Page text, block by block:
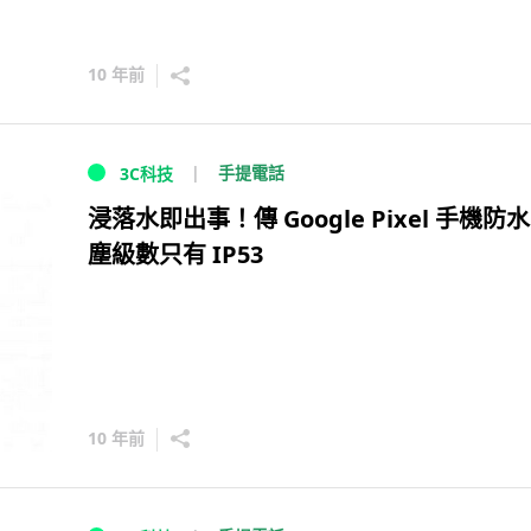
10 年前
3C科技 手提電話
浸落水即出事！傳 Google Pixel 手機防
塵級數只有 IP53
10 年前